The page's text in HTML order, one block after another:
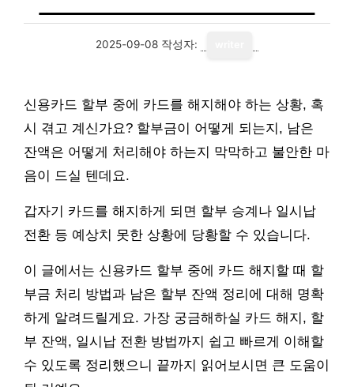
2025-09-08 작성자:
신용카드 할부 중에 카드를 해지해야 하는 상황, 혹
시 겪고 계신가요? 할부금이 어떻게 되는지, 남은
잔액은 어떻게 처리해야 하는지 막막하고 불안한 마
음이 드실 텐데요.
갑자기 카드를 해지하게 되면 할부 승계나 일시납
전환 등 예상치 못한 상황에 당황할 수 있습니다.
이 글에서는 신용카드 할부 중에 카드 해지할 때 할
부금 처리 방법과 남은 할부 잔액 정리에 대해 명확
하게 알려드릴게요. 가장 궁금해하실 카드 해지, 할
부 잔액, 일시납 전환 방법까지 쉽고 빠르게 이해할
수 있도록 정리했으니 끝까지 읽어보시면 큰 도움이